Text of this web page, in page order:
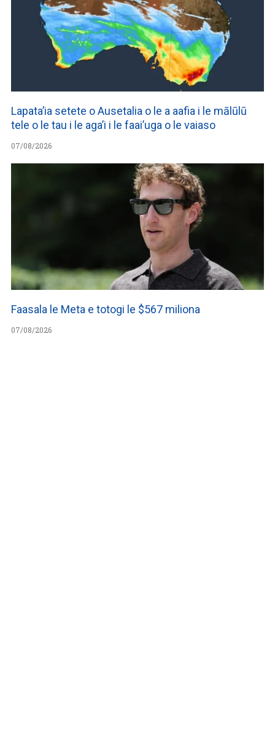
Lapata’ia setete o Ausetalia o le a aafia i le mālūlū
tele o le tau i le aga’i i le faai’uga o le vaiaso
07/08/2026
Faasala le Meta e totogi le $567 miliona
07/08/2026